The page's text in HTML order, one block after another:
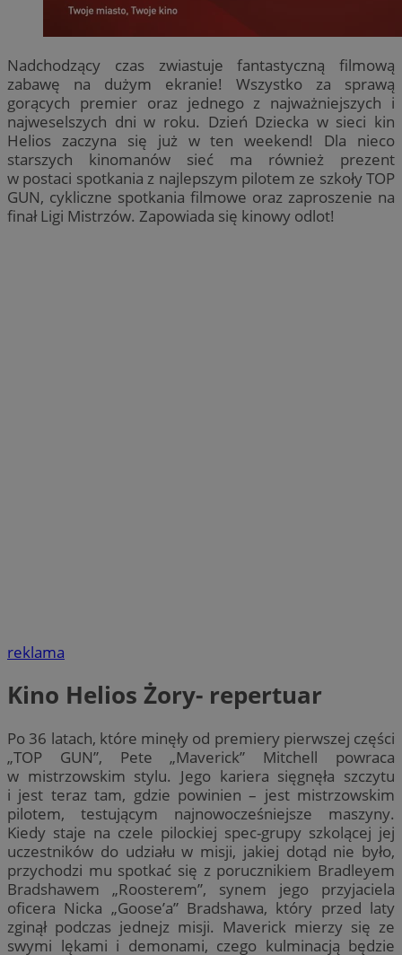
Nadchodzący czas zwiastuje fantastyczną filmową
zabawę na dużym ekranie! Wszystko za sprawą
gorących premier oraz jednego z najważniejszych i
najweselszych dni w roku. Dzień Dziecka w sieci kin
Helios zaczyna się już w ten weekend! Dla nieco
starszych kinomanów sieć ma również prezent
w postaci spotkania z najlepszym pilotem ze szkoły TOP
GUN, cykliczne spotkania filmowe oraz zaproszenie na
finał Ligi Mistrzów. Zapowiada się kinowy odlot!
reklama
Kino Helios Żory- repertuar
Po 36 latach, które minęły od premiery pierwszej części
„TOP GUN”, Pete „Maverick” Mitchell powraca
w mistrzowskim stylu. Jego kariera sięgnęła szczytu
i jest teraz tam, gdzie powinien – jest mistrzowskim
pilotem, testującym najnowocześniejsze maszyny.
Kiedy staje na czele pilockiej spec-grupy szkolącej jej
uczestników do udziału w misji, jakiej dotąd nie było,
przychodzi mu spotkać się z porucznikiem Bradleyem
Bradshawem „Roosterem”, synem jego przyjaciela
oficera Nicka „Goose’a” Bradshawa, który przed laty
zginął podczas jednejz misji. Maverick mierzy się ze
swymi lękami i demonami, czego kulminacją będzie